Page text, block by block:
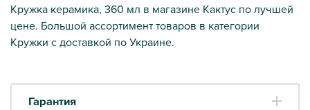
Кружка керамика, 360 мл в магазине Кактус по лучшей
цене. Большой ассортимент товаров в категории
Кружки с доставкой по Украине.
Гарантия